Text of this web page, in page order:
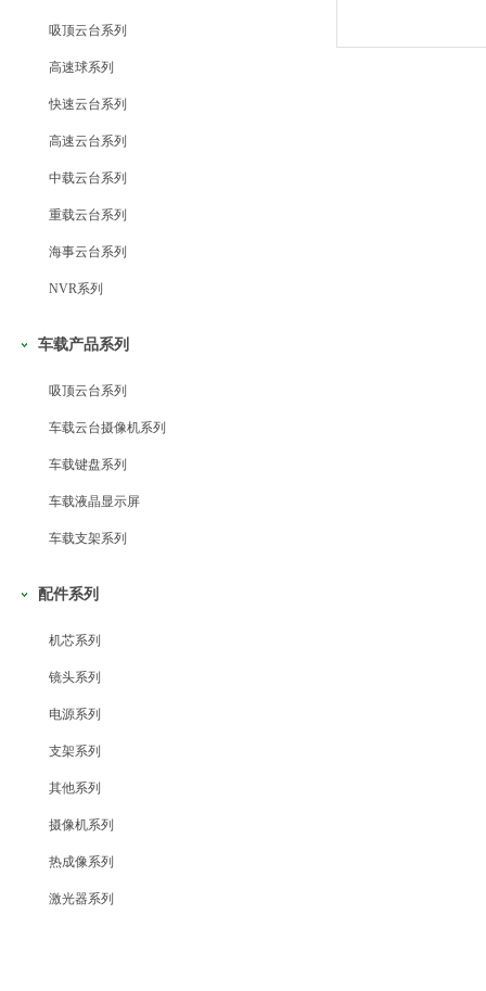
吸顶云台系列
高速球系列
快速云台系列
高速云台系列
中载云台系列
重载云台系列
海事云台系列
NVR系列
车载产品系列
吸顶云台系列
车载云台摄像机系列
车载键盘系列
车载液晶显示屏
车载支架系列
配件系列
机芯系列
镜头系列
电源系列
支架系列
其他系列
摄像机系列
热成像系列
激光器系列